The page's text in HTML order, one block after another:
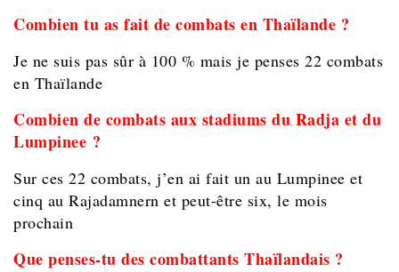
Combien tu as fait de combats en Thaïlande ?
Je ne suis pas sûr à 100 % mais je penses 22 combats
en Thaïlande
Combien de combats aux stadiums du Radja et du
Lumpinee ?
Sur ces 22 combats, j’en ai fait un au Lumpinee et
cinq au Rajadamnern et peut-être six, le mois
prochain
Que penses-tu des combattants Thaïlandais ?